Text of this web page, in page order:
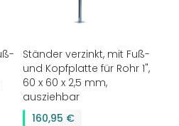
Ständer verzinkt, mit Fuß-
und Kopfplatte für Rohr 1",
60 x 60 x 2,5 mm,
ausziehbar
160,95 €